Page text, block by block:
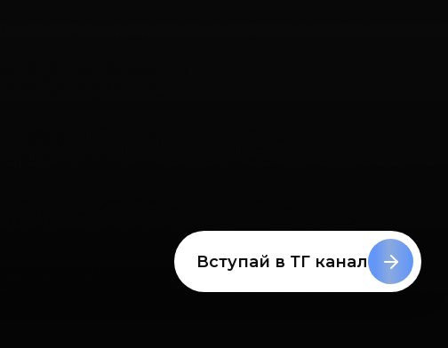
Вступай в ТГ канал